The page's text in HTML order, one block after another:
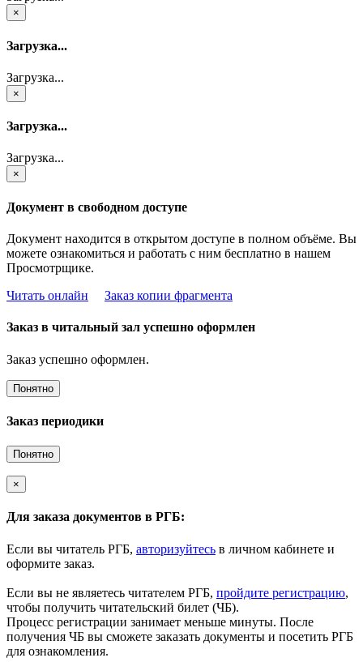
×
Загрузка...
Загрузка...
×
Загрузка...
Загрузка...
×
Документ в свободном доступе
Документ находится в открытом доступе в полном объёме. Вы
можете ознакомиться и работать с ним бесплатно в нашем
Просмотрщике.
Читать онлайн
Заказ копии фрагмента
Заказ в читальный зал успешно оформлен
Заказ успешно оформлен.
Понятно
Заказ периодики
Понятно
×
Для заказа документов в РГБ:
Если вы читатель РГБ, авторизуйтесь в личном кабинете и
оформите заказ.
Если вы не являетесь читателем РГБ, пройдите регистрацию,
чтобы получить читательский билет (ЧБ).
Процесс регистрации занимает меньше минуты. После
получения ЧБ вы сможете заказать документы и посетить РГБ
для ознакомления.